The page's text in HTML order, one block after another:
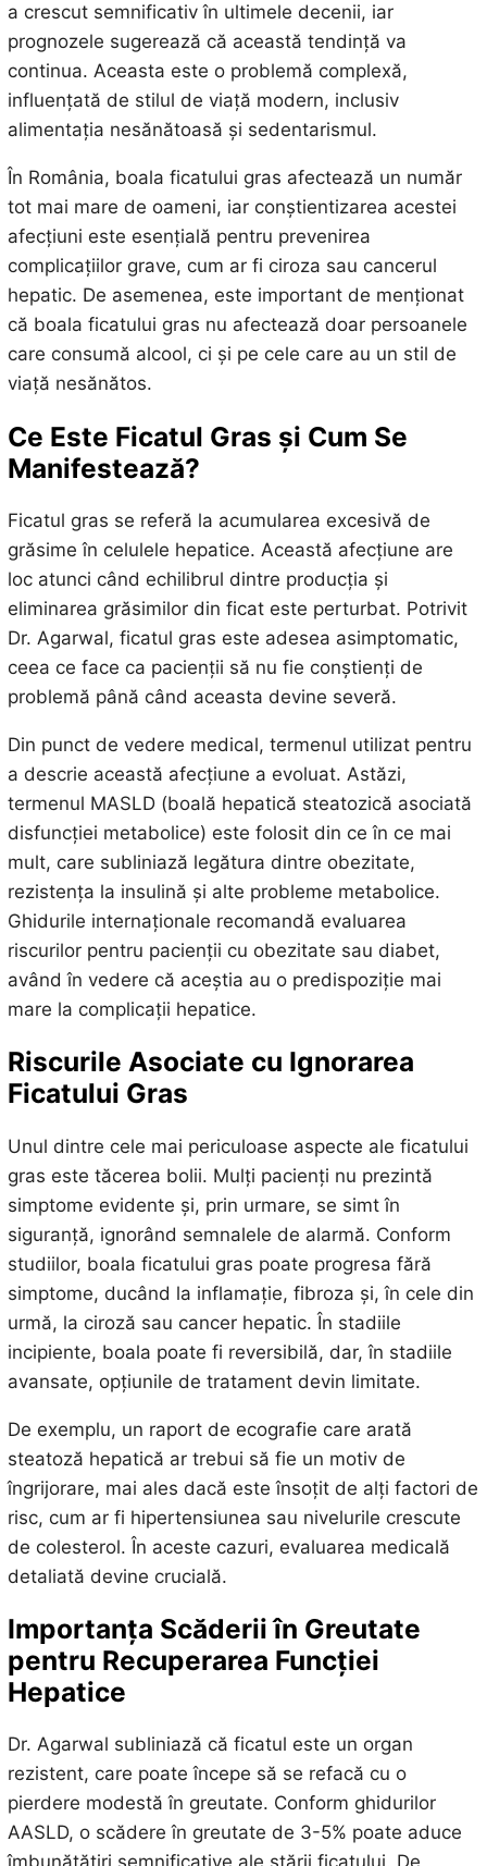
a crescut semnificativ în ultimele decenii, iar
prognozele sugerează că această tendință va
continua. Aceasta este o problemă complexă,
influențată de stilul de viață modern, inclusiv
alimentația nesănătoasă și sedentarismul.
În România, boala ficatului gras afectează un număr
tot mai mare de oameni, iar conștientizarea acestei
afecțiuni este esențială pentru prevenirea
complicațiilor grave, cum ar fi ciroza sau cancerul
hepatic. De asemenea, este important de menționat
că boala ficatului gras nu afectează doar persoanele
care consumă alcool, ci și pe cele care au un stil de
viață nesănătos.
Ce Este Ficatul Gras și Cum Se
Manifestează?
Ficatul gras se referă la acumularea excesivă de
grăsime în celulele hepatice. Această afecțiune are
loc atunci când echilibrul dintre producția și
eliminarea grăsimilor din ficat este perturbat. Potrivit
Dr. Agarwal, ficatul gras este adesea asimptomatic,
ceea ce face ca pacienții să nu fie conștienți de
problemă până când aceasta devine severă.
Din punct de vedere medical, termenul utilizat pentru
a descrie această afecțiune a evoluat. Astăzi,
termenul MASLD (boală hepatică steatozică asociată
disfuncției metabolice) este folosit din ce în ce mai
mult, care subliniază legătura dintre obezitate,
rezistența la insulină și alte probleme metabolice.
Ghidurile internaționale recomandă evaluarea
riscurilor pentru pacienții cu obezitate sau diabet,
având în vedere că aceștia au o predispoziție mai
mare la complicații hepatice.
Riscurile Asociate cu Ignorarea
Ficatului Gras
Unul dintre cele mai periculoase aspecte ale ficatului
gras este tăcerea bolii. Mulți pacienți nu prezintă
simptome evidente și, prin urmare, se simt în
siguranță, ignorând semnalele de alarmă. Conform
studiilor, boala ficatului gras poate progresa fără
simptome, ducând la inflamație, fibroza și, în cele din
urmă, la ciroză sau cancer hepatic. În stadiile
incipiente, boala poate fi reversibilă, dar, în stadiile
avansate, opțiunile de tratament devin limitate.
De exemplu, un raport de ecografie care arată
steatoză hepatică ar trebui să fie un motiv de
îngrijorare, mai ales dacă este însoțit de alți factori de
risc, cum ar fi hipertensiunea sau nivelurile crescute
de colesterol. În aceste cazuri, evaluarea medicală
detaliată devine crucială.
Importanța Scăderii în Greutate
pentru Recuperarea Funcției
Hepatice
Dr. Agarwal subliniază că ficatul este un organ
rezistent, care poate începe să se refacă cu o
pierdere modestă în greutate. Conform ghidurilor
AASLD, o scădere în greutate de 3-5% poate aduce